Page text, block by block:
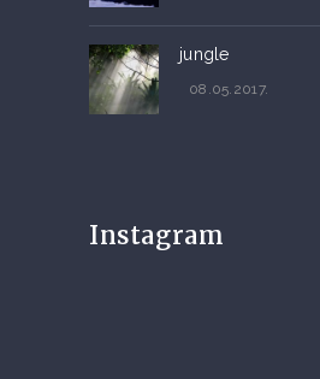
jungle
08.05.2017.
Instagram